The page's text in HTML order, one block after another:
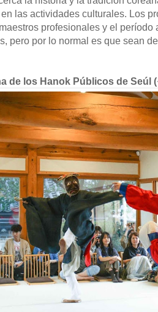
las actividades culturales. Los
profesionales y el período
pero por lo normal es que sean
de los Hanok Públicos de Seúl (